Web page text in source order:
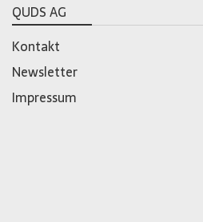
QUDS AG
Kontakt
Newsletter
Impressum